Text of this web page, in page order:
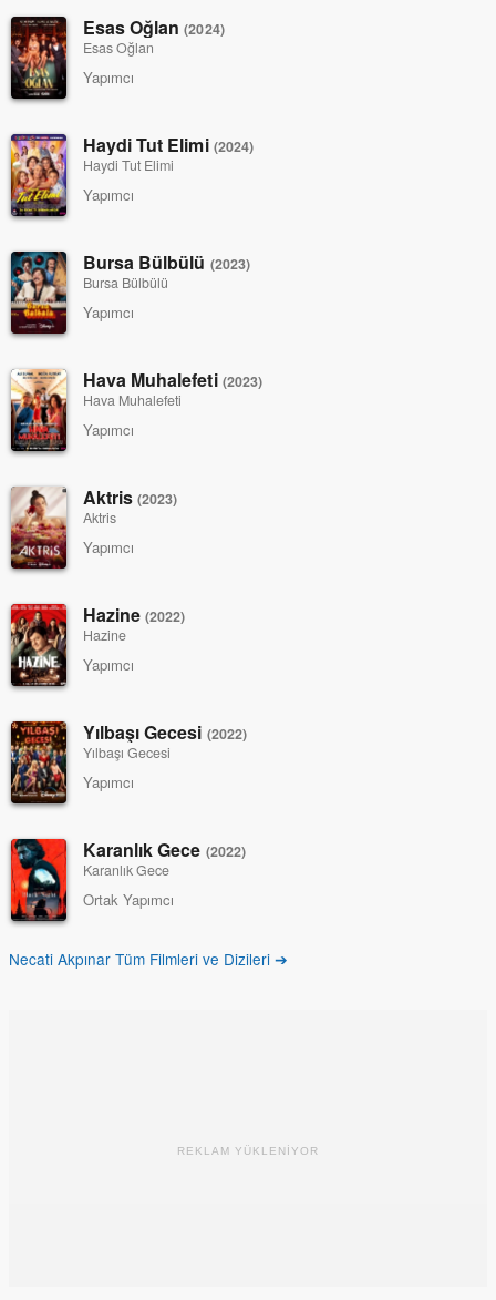
Esas Oğlan(2024)
Esas Oğlan
Yapımcı
Haydi Tut Elimi (2024)
Haydi Tut Elimi
Yapımcı
Bursa Bülbülü (2023)
Bursa Bülbülü
Yapımcı
Hava Muhalefeti (2023)
Hava Muhalefeti
Yapımcı
Aktris(2023)
Aktris
Yapımcı
Hazine(2022)
Hazine
Yapımcı
Yılbaşı Gecesi (2022)
Yılbaşı Gecesi
Yapımcı
Karanlık Gece (2022)
Karanlık Gece
Ortak Yapımcı
Necati Akpınar Tüm Filmleri ve Dizileri ➔
REKLAM YÜKLENİYOR